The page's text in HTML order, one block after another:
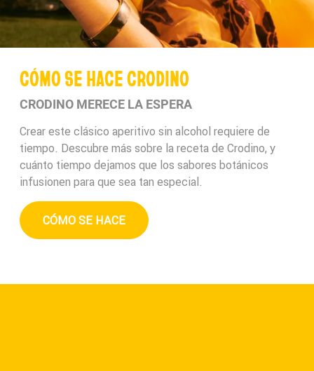
CÓMO SE HACE CRODINO
CRODINO MERECE LA ESPERA
Crear este clásico aperitivo sin alcohol requiere de
tiempo. Descubre más sobre la receta de Crodino, y
cuánto tiempo dejamos que los sabores botánicos
infusionen para que sea tan especial.
CÓMO SE HACE